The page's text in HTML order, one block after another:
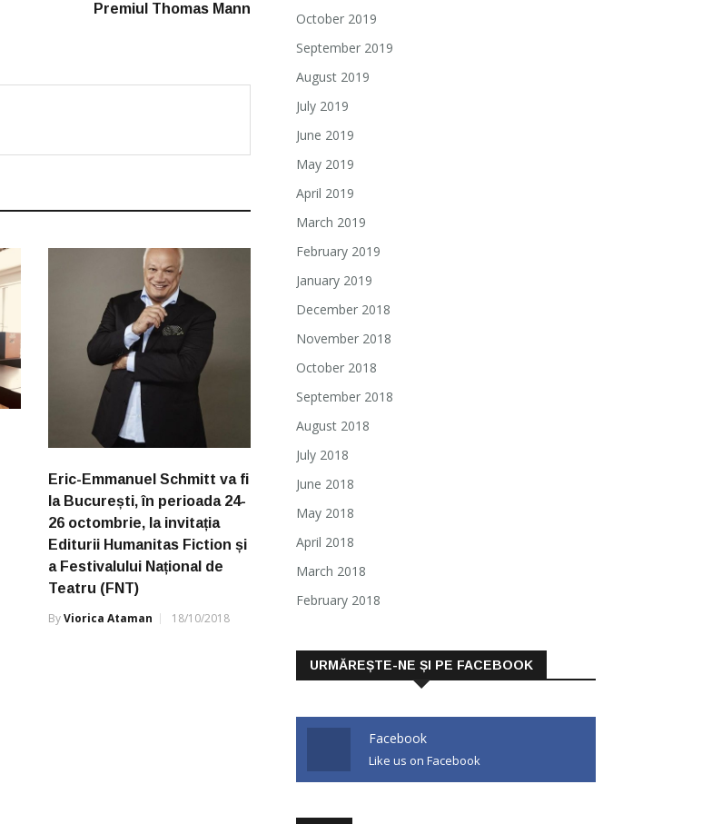
Premiul Thomas Mann
Eric-Emmanuel Schmitt va fi
la București, în perioada 24-
26 octombrie, la invitația
Editurii Humanitas Fiction și
a Festivalului Național de
Teatru (FNT)
ByViorica Ataman 18/10/2018
October 2019
September 2019
August 2019
July 2019
June 2019
May 2019
April 2019
March 2019
February 2019
January 2019
December 2018
November 2018
October 2018
September 2018
August 2018
July 2018
June 2018
May 2018
April 2018
March 2018
February 2018
URMĂREȘTE-NE ȘI PE FACEBOOK
Facebook
Like us on Facebook